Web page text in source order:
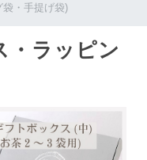
袋・手提げ袋)
・ラッピン